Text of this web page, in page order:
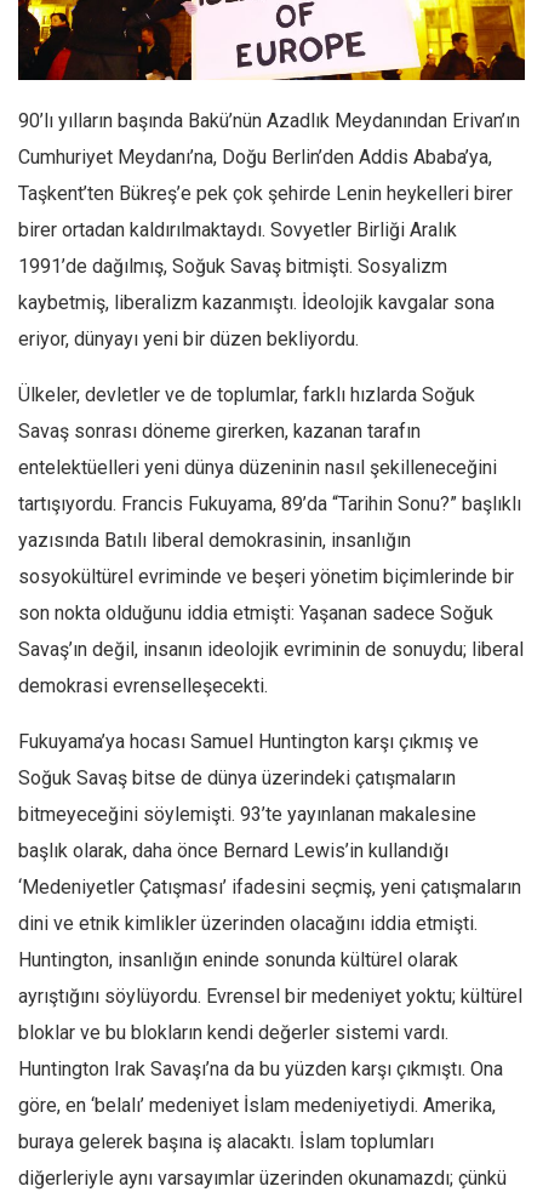
Facebook
Instagram
Editörden
Kemal Özer
Mahmut Toptaş
Yvonne Ridley
Barış Tarımcıoğlu
Ömer Kayani
Yusuf Armağan
Hasanali Yıldırım
Leyla Şerif Emin
Selçuk Türkyılmaz
Mehmet Ali Tekin
Abir E. Nahas
Amina S. Jenenkovic
Esra Elönü
» Yazar arşivi
Bu Sayı
Tüm Sayılar
Kategoriler
Kültür Sanat
Kitap
Karisi kitap sualleri
7 soruda bu hafta
Ekonomi
Spor
90’lı yılların başında Bakü’nün Azadlık Meydanından Erivan’ın
Cumhuriyet Meydanı’na, Doğu Berlin’den Addis Ababa’ya,
Taşkent’ten Bükreş’e pek çok şehirde Lenin heykelleri birer
birer ortadan kaldırılmaktaydı. Sovyetler Birliği Aralık
1991’de dağılmış, Soğuk Savaş bitmişti. Sosyalizm
kaybetmiş, liberalizm kazanmıştı. İdeolojik kavgalar sona
eriyor, dünyayı yeni bir düzen bekliyordu.
Ülkeler, devletler ve de toplumlar, farklı hızlarda Soğuk
Savaş sonrası döneme girerken, kazanan tarafın
entelektüelleri yeni dünya düzeninin nasıl şekilleneceğini
tartışıyordu. Francis Fukuyama, 89’da “Tarihin Sonu?” başlıklı
yazısında Batılı liberal demokrasinin, insanlığın
sosyokültürel evriminde ve beşeri yönetim biçimlerinde bir
son nokta olduğunu iddia etmişti: Yaşanan sadece Soğuk
Savaş’ın değil, insanın ideolojik evriminin de sonuydu; liberal
demokrasi evrenselleşecekti.
Fukuyama’ya hocası Samuel Huntington karşı çıkmış ve
Soğuk Savaş bitse de dünya üzerindeki çatışmaların
bitmeyeceğini söylemişti. 93’te yayınlanan makalesine
başlık olarak, daha önce Bernard Lewis’in kullandığı
‘Medeniyetler Çatışması’ ifadesini seçmiş, yeni çatışmaların
dini ve etnik kimlikler üzerinden olacağını iddia etmişti.
Huntington, insanlığın eninde sonunda kültürel olarak
ayrıştığını söylüyordu. Evrensel bir medeniyet yoktu; kültürel
bloklar ve bu blokların kendi değerler sistemi vardı.
Huntington Irak Savaşı’na da bu yüzden karşı çıkmıştı. Ona
göre, en ‘belalı’ medeniyet İslam medeniyetiydi. Amerika,
buraya gelerek başına iş alacaktı. İslam toplumları
diğerleriyle aynı varsayımlar üzerinden okunamazdı; çünkü